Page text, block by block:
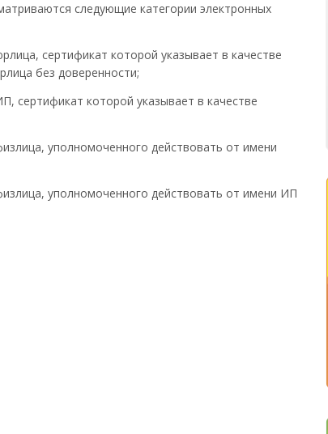
следующие категории электронных
сертификат которой указывает в качестве
без доверенности;
сертификат которой указывает в качестве
уполномоченного действовать от имени
уполномоченного действовать от имени ИП